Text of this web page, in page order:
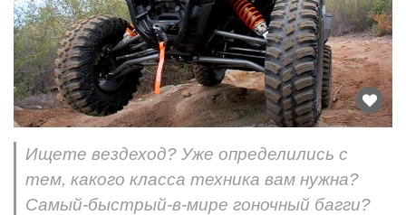
Ищете вездеход? Уже определились с
тем, какого класса техника вам нужна?
Самый-быстрый-в-мире гоночный багги?